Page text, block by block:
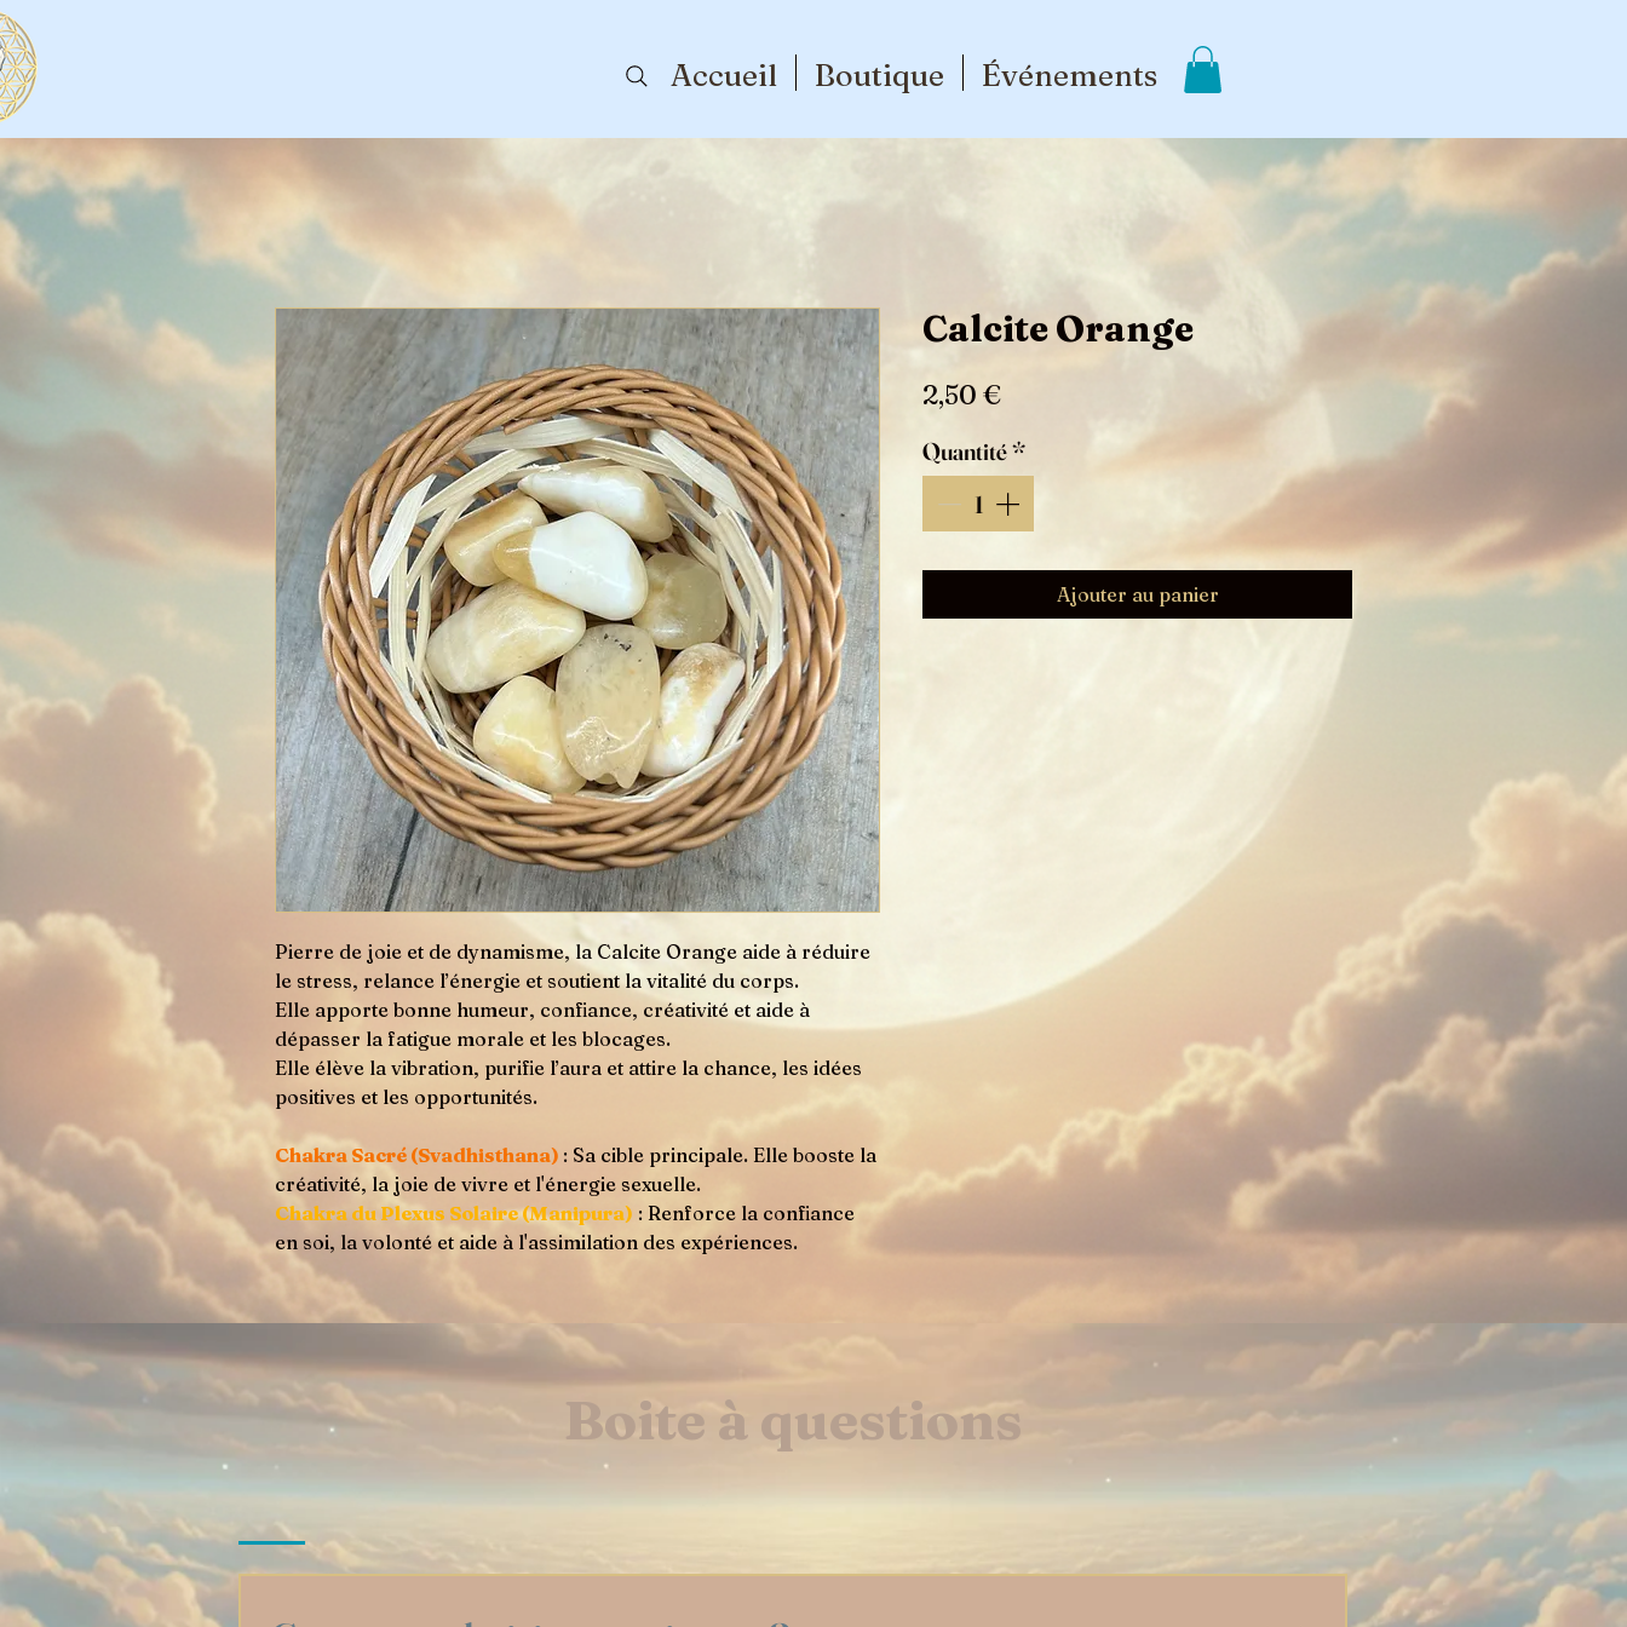
Accueil Boutique Événements
Pierre de joie et de dynamisme, la Calcite Orange aide à réduire
le stress, relance l’énergie et soutient la vitalité du corps.
Elle apporte bonne humeur, confiance, créativité et aide à
dépasser la fatigue morale et les blocages.
Elle élève la vibration, purifie l’aura et attire la chance, les idées
positives et les opportunités.
Chakra Sacré (Svadhisthana) : Sa cible principale. Elle booste la
créativité, la joie de vivre et l'énergie sexuelle.
Chakra du Plexus Solaire (Manipura) : Renforce la confiance
en soi, la volonté et aide à l'assimilation des expériences.
Calcite Orange
2,50 €Prix
Quantité*
Ajouter au panier
Boite à questions